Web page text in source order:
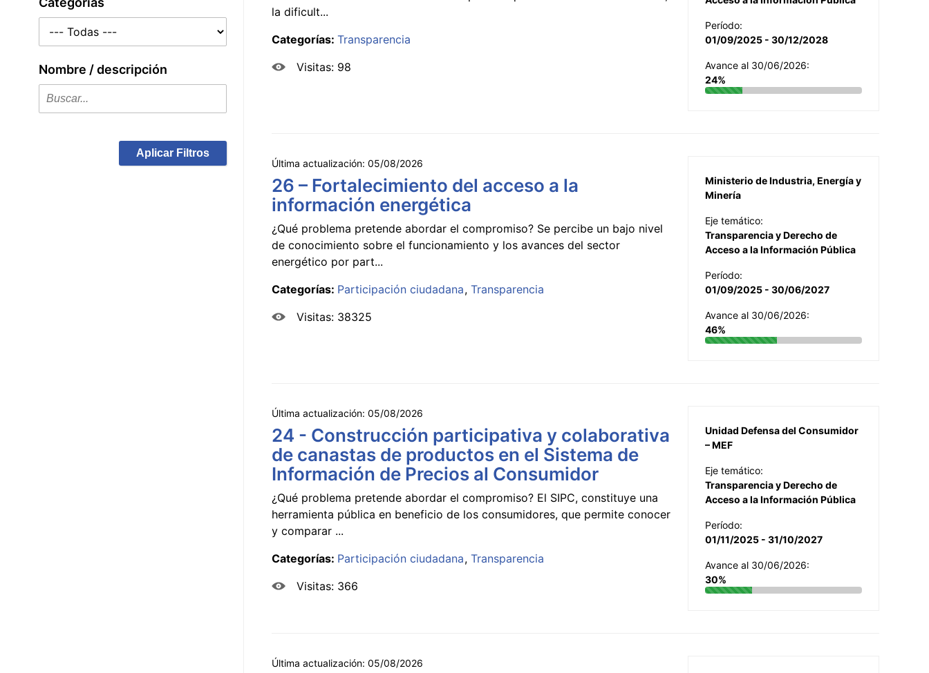
Nombre / descripción
Aplicar Filtros
la dificult...
Categorías: Transparencia
Visitas: 98
Período:
01/09/2025 - 30/12/2028
Avance al 30/06/2026:
24%
Última actualización: 05/08/2026
26 – Fortalecimiento del acceso a la
información energética
¿Qué problema pretende abordar el compromiso? Se percibe un bajo nivel
de conocimiento sobre el funcionamiento y los avances del sector
energético por part...
Categorías: Participación ciudadana Transparencia
Visitas: 38325
Ministerio de Industria, Energía y
Minería
Eje temático:
Transparencia y Derecho de
Acceso a la Información Pública
Período:
01/09/2025 - 30/06/2027
Avance al 30/06/2026:
46%
Última actualización: 05/08/2026
24 - Construcción participativa y colaborativa
de canastas de productos en el Sistema de
Información de Precios al Consumidor
¿Qué problema pretende abordar el compromiso? El SIPC, constituye una
herramienta pública en beneficio de los consumidores, que permite conocer
y comparar ...
Categorías: Participación ciudadana Transparencia
Visitas: 366
Unidad Defensa del Consumidor
– MEF
Eje temático:
Transparencia y Derecho de
Acceso a la Información Pública
Período:
01/11/2025 - 31/10/2027
Avance al 30/06/2026:
30%
Última actualización: 05/08/2026